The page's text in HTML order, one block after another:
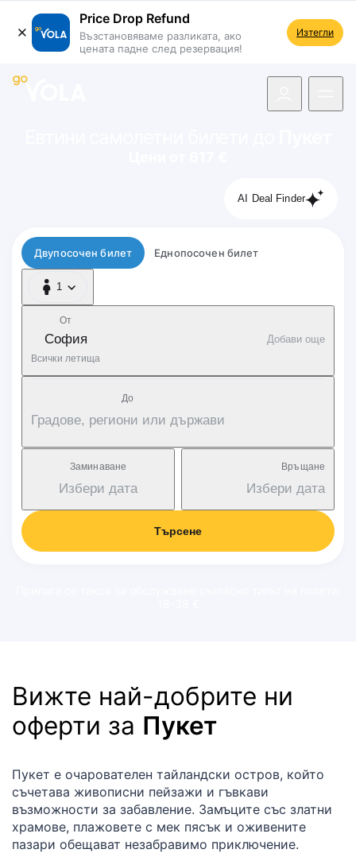
Price Drop Refund
Възстановяваме разликата, ако
цената падне след резервация!
Изтегли
AI Deal Finder
Тип полет
Двупосочен билет Еднопосочен билет
1
1 Пътник
От
София
Всички летища
Добави още
Дo
Градове, региони или държави
Заминаване
Избери дата
Връщане
Избери дата
Търсене
Вижте най-добрите ни
оферти за Пукет
Пукет е очарователен тайландски остров, който
съчетава живописни пейзажи и гъвкави
възможности за забавление. Замъците със златни
храмове, плажовете с мек пясък и оживените
пазари обещават незабравимо приключение.